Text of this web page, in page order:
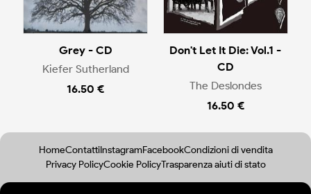
Grey - CD
Kiefer Sutherland
16.50 €
Don't Let It Die: Vol.1 -
CD
The Deslondes
16.50 €
HomeContattiInstagramFacebookCondizioni di vendita
Privacy PolicyCookie PolicyTrasparenza aiuti di stato